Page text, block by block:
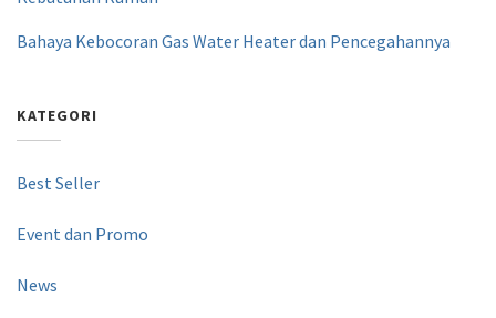
Bahaya Kebocoran Gas Water Heater dan Pencegahannya
KATEGORI
Best Seller
Event dan Promo
News